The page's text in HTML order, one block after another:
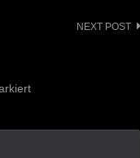
NEXT POST